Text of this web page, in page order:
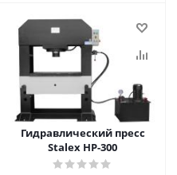
Гидравлический пресс
Stalex HP-300